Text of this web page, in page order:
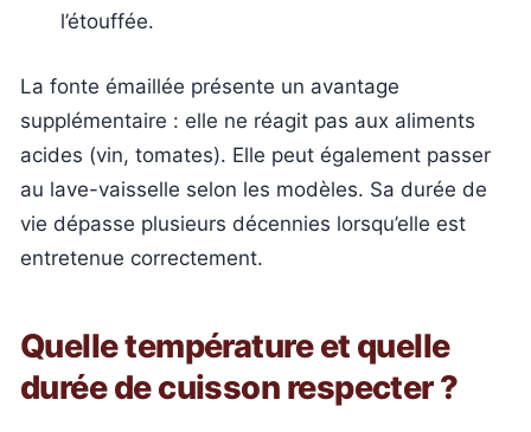
l’étouffée.
La fonte émaillée présente un avantage
supplémentaire : elle ne réagit pas aux aliments
acides (vin, tomates). Elle peut également passer
au lave-vaisselle selon les modèles. Sa durée de
vie dépasse plusieurs décennies lorsqu’elle est
entretenue correctement.
Quelle température et quelle
durée de cuisson respecter ?